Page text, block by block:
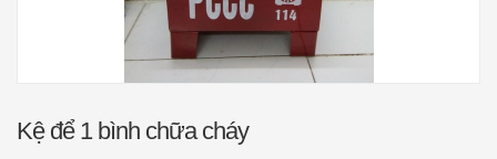
Kệ để 1 bình chữa cháy